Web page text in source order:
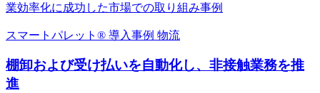
業効率化に成功した市場での取り組み事例
スマートパレット® 導入事例 物流
棚卸および受け払いを自動化し、非接触業務を推
進